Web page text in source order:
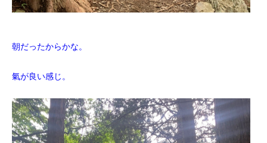
朝だったからかな。
氣が良い感じ。